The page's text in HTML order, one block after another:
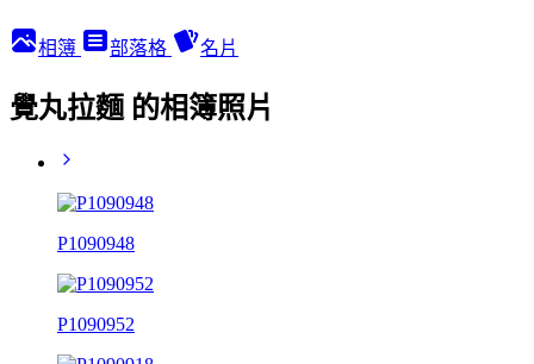
相簿 部落格 名片
覺丸拉麵 的相簿照片
P1090948
P1090952